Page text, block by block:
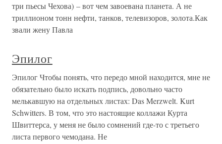
три пьесы Чехова) – вот чем завоевана планета. А не
триллионом тонн нефти, танков, телевизоров, золота.Как
звали жену Павла
Эпилог
Эпилог Чтобы понять, что передо мной находится, мне не
обязательно было искать подпись, довольно часто
мелькавшую на отдельных листах: Das Merzwelt. Kurt
Schwitters. В том, что это настоящие коллажи Курта
Швиттерса, у меня не было сомнений где-то с третьего
листа первого чемодана. Не